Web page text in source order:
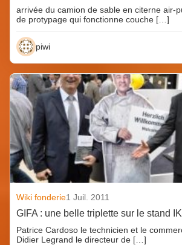
arrivée du camion de sable en citerne air-
de protypage qui fonctionne couche […]
piwi
Wiki fonderie1 Juil. 2011
GIFA : une belle triplette sur le stand
Patrice Cardoso le technicien et le
Didier Legrand le directeur de […]